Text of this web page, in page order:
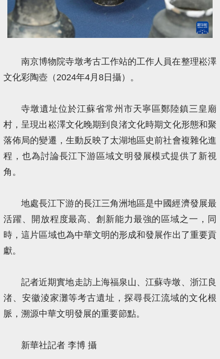
南京博物院寺墩考古工作站的工作人員在整理崧澤
文化彩陶壺（2024年4月8日攝）。
寺墩遺址位於江蘇省常州市天寧區鄭陸鎮三皇廟
村，呈現出崧澤文化晚期到良渚文化時期文化形態和聚
落佈局的變遷，生動反映了太湖地區史前社會複雜化進
程，也為討論長江下游區域文明發展模式提供了新視
角。
地處長江下游的長江三角洲地區是中國經濟發展最
活躍、開放程度最高、創新能力最強的區域之一，同
時，這片區域也為中華文明的形成和發展作出了重要貢
獻。
記者近期實地走訪上海福泉山、江蘇寺墩、浙江良
渚、安徽淩家灘等考古遺址，探尋長江流域的文化根
脈，溯源中華文明發展的重要節點。
新華社記者 李博 攝